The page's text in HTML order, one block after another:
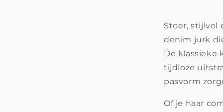
Stoer, stijlvol
denim jurk
De klassieke
tijdloze
pasvorm
Of je haar